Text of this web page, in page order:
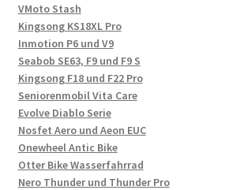
VMoto Stash
Kingsong KS18XL Pro
Inmotion P6 und V9
Seabob SE63, F9 und F9 S
Kingsong F18 und F22 Pro
Seniorenmobil Vita Care
Evolve Diablo Serie
Nosfet Aero und Aeon EUC
Onewheel Antic Bike
Otter Bike Wasserfahrrad
Nero Thunder und Thunder Pro